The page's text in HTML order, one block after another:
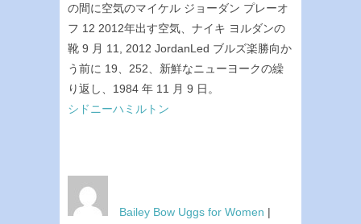
の間に空気のマイケル ジョーダン プレーオ
フ 12 2012年出す空気、ナイキ ヨルダンの
靴 9 月 11, 2012 JordanLed ブルズ楽勝向か
う前に 19、252、新鮮なニューヨークの繰
り返し、1984 年 11 月 9 日。
シドニーハミルトン
Bailey Bow Uggs for Women |